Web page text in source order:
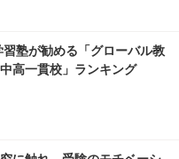
習塾が勧める「グローバル教
高一貫校」ランキング